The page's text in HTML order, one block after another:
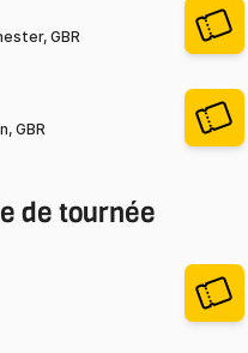
GBR
GBR
de tournée